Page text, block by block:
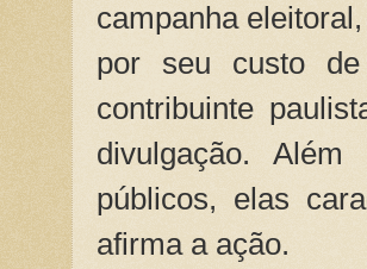
campanha
por seu custo
contribuinte
divulgação.
públicos, elas
afirma a ação.